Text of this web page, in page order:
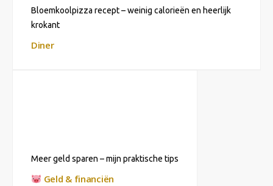
Bloemkoolpizza recept – weinig calorieën en heerlijk
krokant
Diner
Meer geld sparen – mijn praktische tips
Geld & financiën